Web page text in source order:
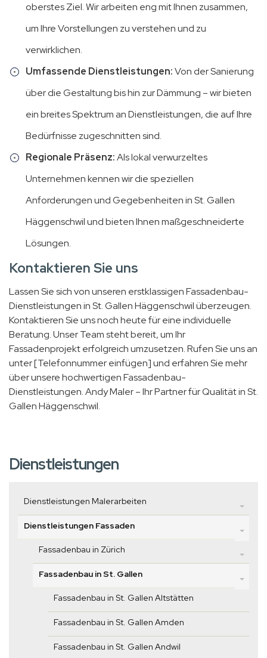
oberstes Ziel. Wir arbeiten eng mit Ihnen zusammen,
um Ihre Vorstellungen zu verstehen und zu
verwirklichen.
Umfassende Dienstleistungen:Von der Sanierung
über die Gestaltung bis hin zur Dämmung – wir bieten
ein breites Spektrum an Dienstleistungen, die auf Ihre
Bedürfnisse zugeschnitten sind.
Regionale Präsenz:Als lokal verwurzeltes
Unternehmen kennen wir die speziellen
Anforderungen und Gegebenheiten in St. Gallen
Häggenschwil und bieten Ihnen maßgeschneiderte
Lösungen.
Kontaktieren Sie uns
Lassen Sie sich von unseren erstklassigen Fassadenbau-
Dienstleistungen in St. Gallen Häggenschwil überzeugen.
Kontaktieren Sie uns noch heute für eine individuelle
Beratung. Unser Team steht bereit, um Ihr
Fassadenprojekt erfolgreich umzusetzen. Rufen Sie uns an
unter [Telefonnummer einfügen] und erfahren Sie mehr
über unsere hochwertigen Fassadenbau-
Dienstleistungen. Andy Maler – Ihr Partner für Qualität in St.
Gallen Häggenschwil.
Dienstleistungen
Dienstleistungen Malerarbeiten
Dienstleistungen Fassaden
Fassadenbau in Zürich
Fassadenbau in St. Gallen
Fassadenbau in St. Gallen Altstätten
Fassadenbau in St. Gallen Amden
Fassadenbau in St. Gallen Andwil